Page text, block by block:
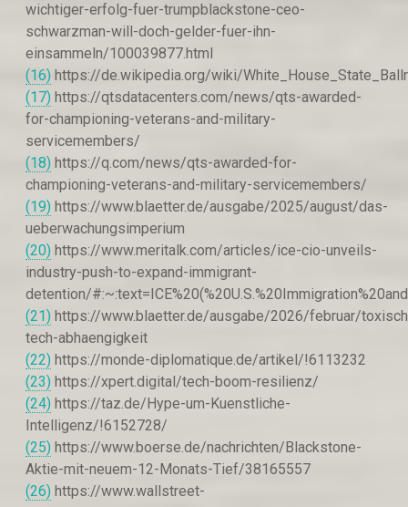
wichtiger-erfolg-fuer-trumpblackstone-ceo-
schwarzman-will-doch-gelder-fuer-ihn-
einsammeln/100039877.html
(16) https://de.wikipedia.org/wiki/
(17) https://qtsdatacenters.com/news/qts-awarded-
for-championing-veterans-and-military-
servicemembers/
(18) https://q.com/news/qts-awarded-for-
championing-veterans-and-military-servicemembers/
(19) https://www.blaetter.de/ausgabe/2025/august/das-
ueberwachungsimperium
(20) https://www.meritalk.com/articles/ice-cio-unveils-
industry-push-to-expand-immigrant-
detention/
(21) https://www.blaetter.de/ausgabe/2026/februar/
tech-abhaengigkeit
(22) https://monde-diplomatique.de/artikel/!6113232
(23) https://xpert.digital/tech-boom-resilienz/
(24) https://taz.de/Hype-um-Kuenstliche-
Intelligenz/!6152728/
(25) https://www.boerse.de/nachrichten/Blackstone-
Aktie-mit-neuem-12-Monats-Tief/38165557
(26) https://www.wallstreet-